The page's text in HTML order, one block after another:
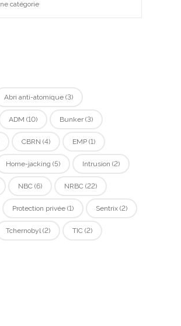
Abri anti-atomique(3)
ADM (10) Bunker(3)
CBRN (4) EMP(1)
Home-jacking (5) Intrusion (2)
NBC(6) NRBC(22)
Protection privée(1) Sentrix(2)
Tchernobyl(2) TIC(2)